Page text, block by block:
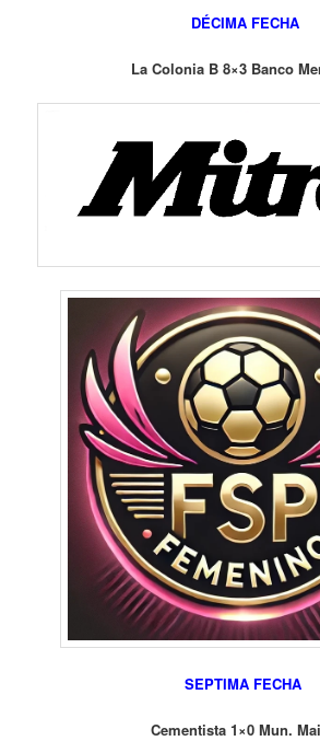
DÉCIMA FECHA
La Colonia B 8×3 Banco
SEPTIMA FECHA
Cementista 1×0 Mun.